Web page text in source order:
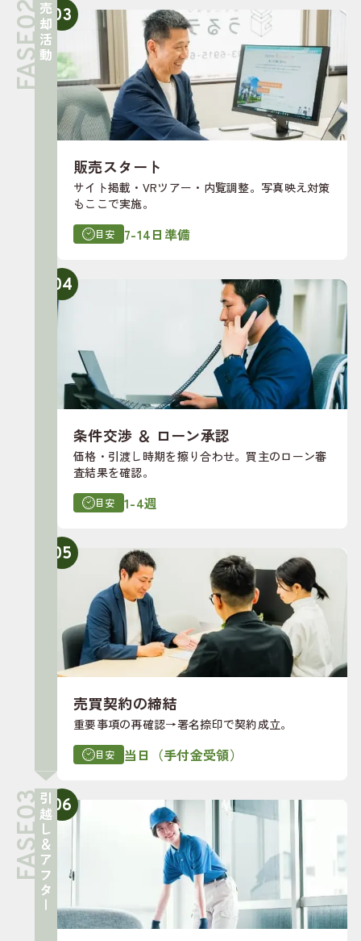
売却活動 03
販売スタート
サイト掲載・VRツアー・内覧調整。写真映え対策
もここで実施。
目安 7-14日準備
04
条件交渉 ＆ ローン承認
価格・引渡し時期を擦り合わせ。買主のローン審
査結果を確認。
目安 1-4週
05
売買契約の締結
重要事項の再確認→署名捺印で契約成立。
目安 当日（手付金受領）
引越し＆アフター 06